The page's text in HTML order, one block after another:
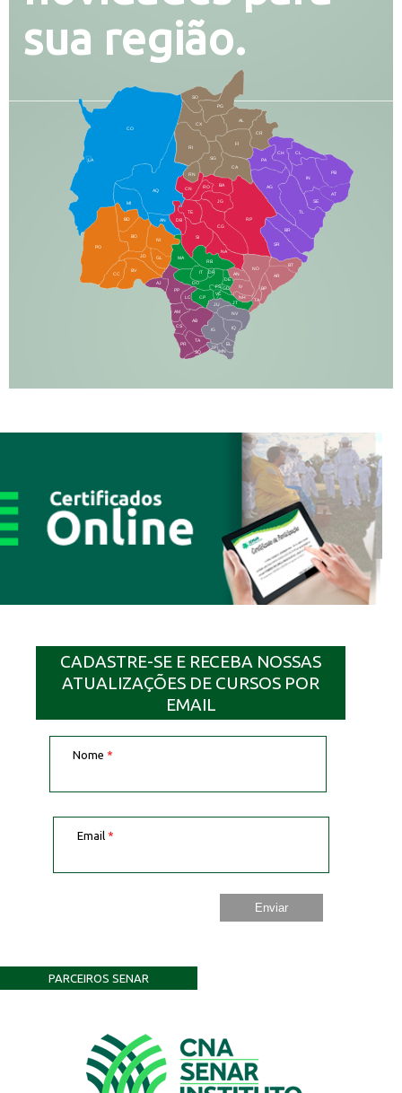
sua região.
CO
AQ
MI
AN
CX
RI
AL
CR
FI
SG
BA
CA
PA
CH CL
PB
SE
TL
AG
BR
SR
BT
AR
RP
RO
JG
CG
SI
NA
TA
NH
JT
RB
MA
IT
DR
DO
CP
JU
NV
IQ
EL
BD
BO
NI
JD
PO
BV
CC
PP
AJ
LC
AM
AB
JP
DB
TE
CS
PR
TA
SQ
IG
MN
IN
NO
BP
RN
CN
GL
AN
IV
FS
VC
GD
DE
AT
PG
SO
LA
CADASTRE-SE E RECEBA NOSSAS
ATUALIZAÇÕES DE CURSOS POR
EMAIL
Nome *
Email *
PARCEIROS SENAR